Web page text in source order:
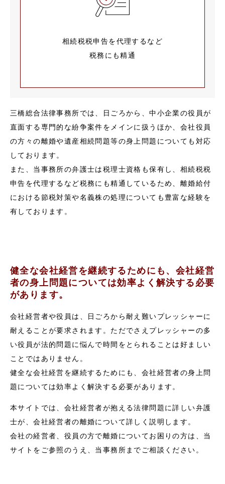
相続税税申告を代理するなど
税務にも精通
三橋総合法律事務所では、日ごろから、中小企業の役員が
直面する専門的な紛争案件をメインに扱うほか、会社役員
の方々の離婚や遺産相続問題等の身上問題についても対応
しております。
また、当事務所の弁護士は税理士資格も保有し、相続税税
申告を代理するなど税務にも精通しているため、離婚給付
における節税対策や名義株の処理についても豊富な経験を
有しております。
健全な会社経営を継続するためにも、会社経営
者の身上問題については効率よく解決する必要
があります。
会社経営者や役員は、日ごろから耐え難いプレッシャーに
耐えることが要求されます。ただでさえプレッシャーの多
い役員が法的問題に悩んで時間をとられることは好ましい
ことではありません。
健全な会社経営を継続するためにも、会社経営者の身上問
題については効率よく解決する必要があります。
本サイトでは、会社経営者が抱える法律問題に詳しい弁護
士が、会社経営者の離婚について詳しく説明します。
会社の経営者、役員の方で離婚についてお困りの方は、当
サイトをご参照のうえ、当事務所までご相談ください。